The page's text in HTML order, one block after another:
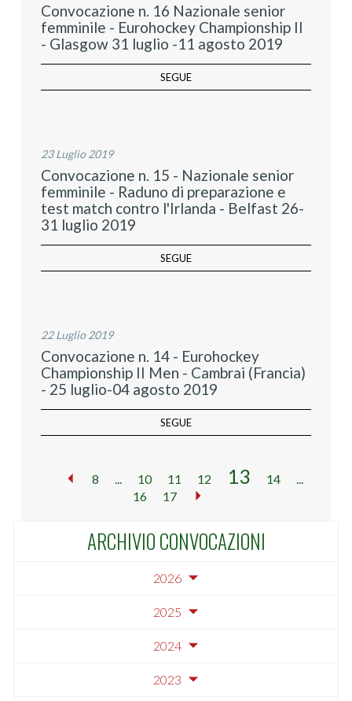
Convocazione n. 16 Nazionale senior
femminile - Eurohockey Championship II
- Glasgow 31 luglio -11 agosto 2019
SEGUE
23 Luglio 2019
Convocazione n. 15 - Nazionale senior
femminile - Raduno di preparazione e
test match contro l'Irlanda - Belfast 26-
31 luglio 2019
SEGUE
22 Luglio 2019
Convocazione n. 14 - Eurohockey
Championship II Men - Cambrai (Francia)
- 25 luglio-04 agosto 2019
SEGUE
8 ... 10 11 12 13 14
...
16
17
ARCHIVIO CONVOCAZIONI
2026
2025
2024
2023